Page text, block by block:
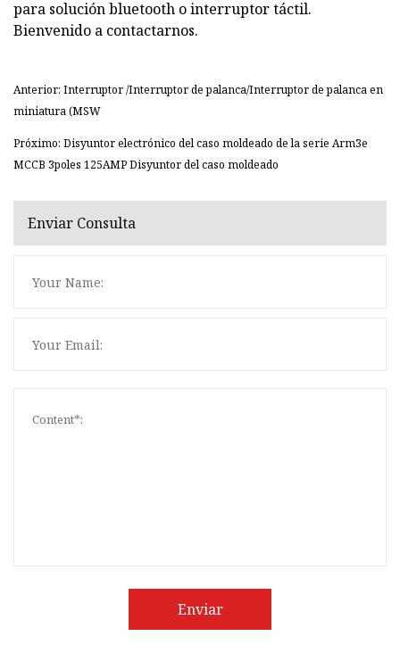
para solución bluetooth o interruptor táctil.
Bienvenido a contactarnos.
Anterior: Interruptor /Interruptor de palanca/Interruptor de palanca en
miniatura (MSW
Próximo: Disyuntor electrónico del caso moldeado de la serie Arm3e
MCCB 3poles 125AMP Disyuntor del caso moldeado
Enviar Consulta
Enviar